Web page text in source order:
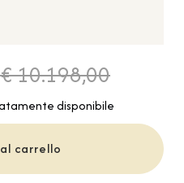
€ 10.198,00
disponibile
carrello